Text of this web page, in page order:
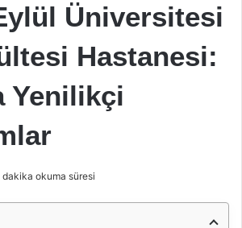
Üniversitesi
Hastanesi:
Yenilikçi
dakika okuma süresi